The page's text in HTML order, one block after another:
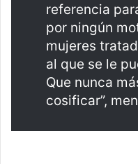
referencia
por ningún
mujeres
al que se le
Que nunca
cosificar”,